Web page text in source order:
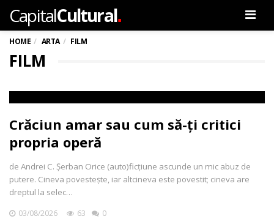
CapitalCultural.
HOME ARTA FILM
FILM
Crăciun amar sau cum să-ți critici
propria operă
de Andrei C. Șerban Orice (auto)ficțiune ascunde un mic abuz de
putere. Cineva povestește, iar altcineva este povestit; cineva are
dreptul la selec…
03/08/2026 63 0